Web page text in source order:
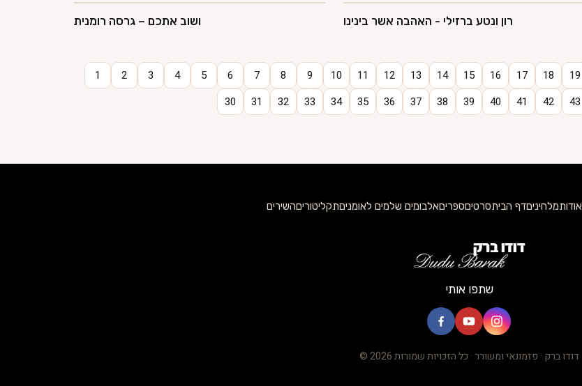
ושוב אתכם – גרסה רומנית רון ונטע ברזילי - האהבה אשר בינינו
1 2 3 4 5 6 7 8 9 10 11 12 13 14 15 16 17 18 19
30
31 32 33 34 35 36 37 38 39 40 41 42 43
השיריםתקליטוריםאלבומים שלמים לאומניםספריםסרטיםדף הביתמלחיניםאודות
שתפו אותי
© 2026 דודו ברק · פזמונאי ומשורר · כל הזכויות שמורות